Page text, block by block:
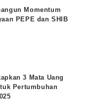
Momentum
PEPE dan SHIB
3 Mata Uang
Pertumbuhan